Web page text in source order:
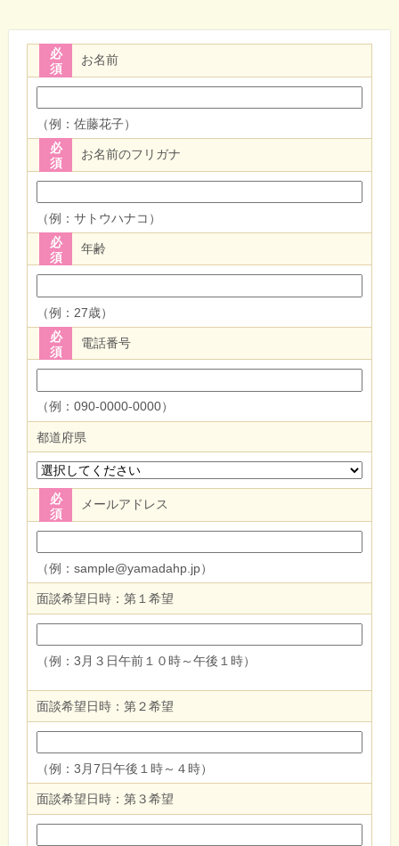
お名前
必
須
（例：佐藤花子）
お名前のフリガナ
必
須
（例：サトウハナコ）
年齢
必
須
（例：27歳）
電話番号
必
須
（例：090-0000-0000）
都道府県
メールアドレス
必
須
（例：sample@yamadahp.jp）
面談希望日時：第１希望
（例：3月３日午前１０時～午後１時）
面談希望日時：第２希望
（例：3月7日午後１時～４時）
面談希望日時：第３希望